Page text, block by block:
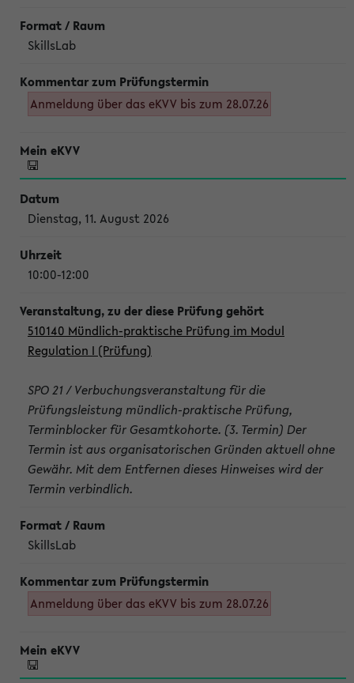
SkillsLab
Anmeldung über das eKVV bis zum 28.07.26
Dienstag, 11. August 2026
10:00-12:00
510140 Mündlich-praktische Prüfung im Modul
Regulation I (Prüfung)
SPO 21 / Verbuchungsveranstaltung für die
Prüfungsleistung mündlich-praktische Prüfung,
Terminblocker für Gesamtkohorte. (3. Termin) Der
Termin ist aus organisatorischen Gründen aktuell ohne
Gewähr. Mit dem Entfernen dieses Hinweises wird der
Termin verbindlich.
SkillsLab
Anmeldung über das eKVV bis zum 28.07.26